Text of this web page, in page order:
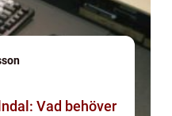
Vad behöver